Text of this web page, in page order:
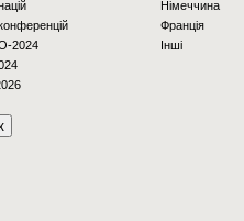
2024
Німеччина
Франція
Інші